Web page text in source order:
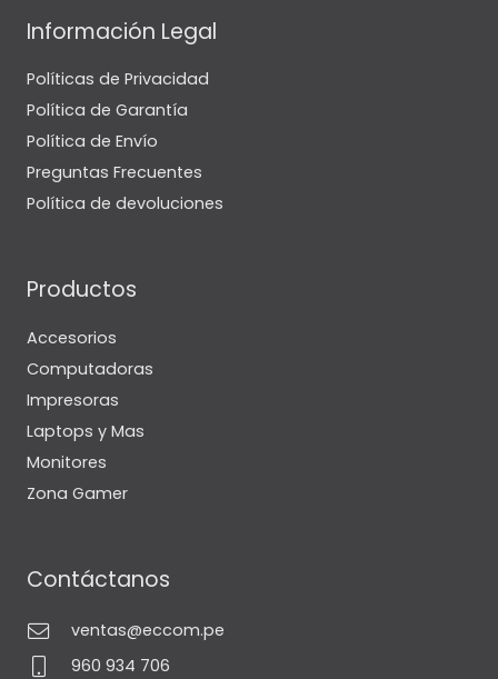
Información Legal
Políticas de Privacidad
Política de Garantía
Política de Envío
Preguntas Frecuentes
Política de devoluciones
Productos
Accesorios
Computadoras
Impresoras
Laptops y Mas
Monitores
Zona Gamer
Contáctanos
ventas@eccom.pe
960 934 706